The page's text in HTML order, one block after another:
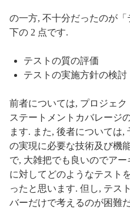
の一方, 不十分だったのが
下の 2 点です.
テストの質の評価
テストの実施方針の検討
前者については, プロジェ
ステートメントカバレージ
ます. また, 後者については
の実現に必要な技術及び機
で, 大雑把でも良いのでア
に対してどのようなテスト
ったと思います. 但し, テス
バーだけで考えるのが困難